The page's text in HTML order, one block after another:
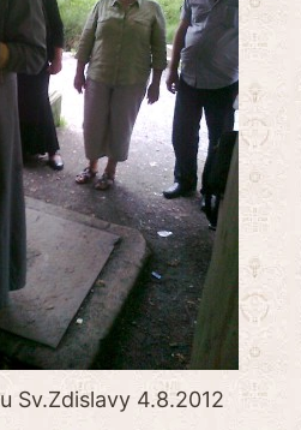
Sv.Zdislavy 4.8.2012